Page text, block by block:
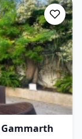
Gammarth